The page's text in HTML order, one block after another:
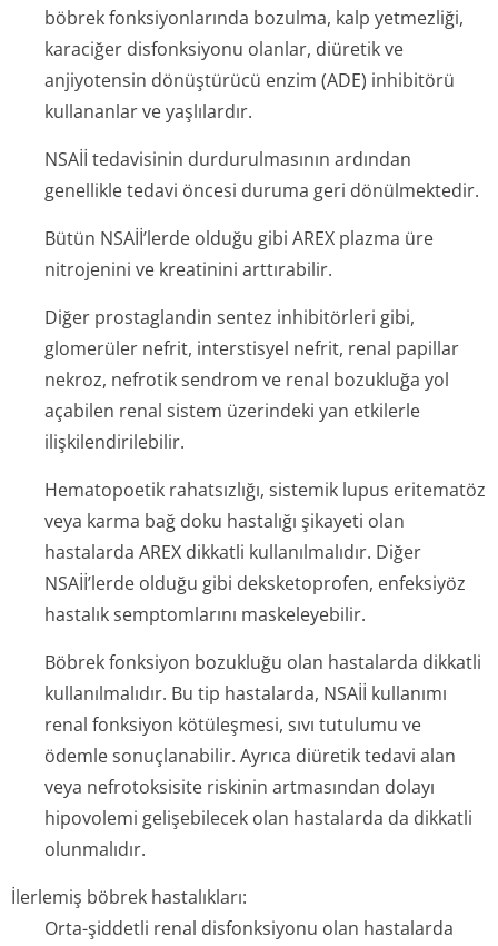
böbrek fonksiyonlarında bozulma, kalp yetmezliği,
karaciğer disfonksiyonu olanlar, diüretik ve
anjiyotensin dönüştürücü enzim (ADE) inhibitörü
kullananlar ve yaşlılardır.
NSAİİ tedavisinin durdurulmasının ardından
genellikle tedavi öncesi duruma geri dönülmektedir.
Bütün NSAİİ’lerde olduğu gibi AREX plazma üre
nitrojenini ve kreatinini arttırabilir.
Diğer prostaglandin sentez inhibitörleri gibi,
glomerüler nefrit, interstisyel nefrit, renal papillar
nekroz, nefrotik sendrom ve renal bozukluğa yol
açabilen renal sistem üzerindeki yan etkilerle
ilişkilendiri­lebilir.
Hematopoetik rahatsızlığı, sistemik lupus eritematöz
veya karma bağ doku hastalığı şikayeti olan
hastalarda AREX dikkatli kullanılmalıdır. Diğer
NSAİİ’lerde olduğu gibi deksketoprofen, enfeksiyöz
hastalık semptomlarını maskeleyebilir.
Böbrek fonksiyon bozukluğu olan hastalarda dikkatli
kullanılmalıdır. Bu tip hastalarda, NSAİİ kullanımı
renal fonksiyon kötüleşmesi, sıvı tutulumu ve
ödemle sonuçlanabilir. Ayrıca diüretik tedavi alan
veya nefrotoksisite riskinin artmasından dolayı
hipovolemi gelişebilecek olan hastalarda da dikkatli
olunmalıdır.
İlerlemiş böbrek hastalıkları:
Orta-şiddetli renal disfonksiyonu olan hastalarda